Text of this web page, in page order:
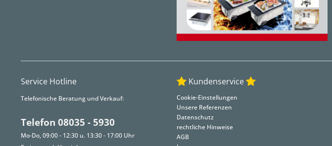
Service Hotline
Telefonische Beratung und Verkauf:
Telefon 08035 - 5930
Mo-Do, 09:00 - 12:30 u. 13:30 - 17:00 Uhr
Kundenservice
Cookie-Einstellungen
Unsere Referenzen
Datenschutz
rechtliche Hinweise
AGB